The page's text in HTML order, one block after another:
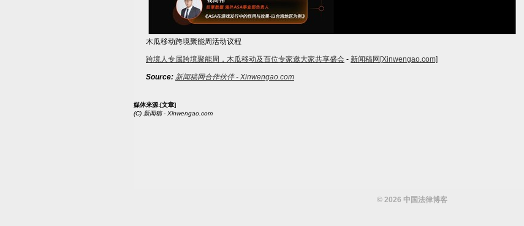
木瓜移动跨境聚能周活动议程
跨境人专属跨境聚能周，木瓜移动及百位专家邀大家共享盛会 - 新闻稿网[Xinwengao.com]
Source: 新闻稿网合作伙伴 - Xinwengao.com
媒体来源:[文章]
(C) 新闻稿 - Xinwengao.com
© 2026 中国法律博客